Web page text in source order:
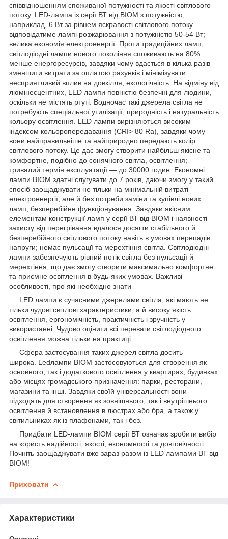
співвідношенням споживаної потужності та якості світлового
потоку. LED-лампа із серії ВТ від BIOM з потужністю,
наприклад, 6 Вт за рівнем яскравості світлового потоку
відповідатиме лампі розжарювання з потужністю 50-54 Вт;
велика економія електроенергії. Проти традиційних ламп,
світлодіодні лампи нового покоління споживають на 80%
менше енергоресурсів, завдяки чому вдається в кілька разів
зменшити витрати за оплатою рахунків і мінімізувати
несприятливий вплив на довкілля; екологічність. На відміну від
люмінесцентних, LED лампи повністю безпечні для людини,
оскільки не містять ртуті. Водночас такі джерела світла не
потребують спеціальної утилізації; природність і натуральність
кольору освітлення. LED лампи вирізняються високим
індексом кольоропередавання (CRI> 80 Ra), завдяки чому
вони найправильніше та найприродно передають колір
світлового потоку. Це дає змогу створити найбільш якісне та
комфортне, подібно до сонячного світла, освітлення;
тривалий термін експлуатації — до 30000 годин. Економні
лампи BIOM здатні слугувати до 7 років, даючи змогу у такий
спосіб заощаджувати не тільки на мінімальній витраті
електроенергії, але й без потреби заміни та купівлі нових
ламп; безперебійне функціонування. Завдяки якісним
елементам конструкції ламп у серії ВТ від BIOM і наявності
захисту від перегрівання вдалося досягти стабільного й
безперебійного світлового потоку навіть в умовах перепадів
напруги; немає пульсації та мерехтіння світла. Світлодіодні
лампи забезпечують рівний потік світла без пульсації й
мерехтіння, що дає змогу створити максимально комфортне
та приємне освітлення в будь-яких умовах. Важливі
особливості, про які необхідно знати
LED лампи є сучасними джерелами світла, які мають не
тільки чудові світлові характеристики, а й високу якість
освітлення, ергономічність, практичність і зручність у
використанні. Чудово оцінити всі переваги світлодіодного
освітлення можна тільки на практиці.
Сфера застосування таких джерел світла досить
широка. Ledлампи BIOM застосовуються для створення як
основного, так і додаткового освітлення у квартирах, будинках
або місцях громадського призначення: парки, ресторани,
магазини та інші. Завдяки своїй універсальності вони
підходять для створення як зовнішнього, так і внутрішнього
освітлення й встановлення в люстрах або бра, а також у
світильниках як із плафонами, так і без.
Придбати LED-лампи BIOM серії ВТ означає зробити вибір
на користь надійності, якості, економності та довговічності.
Почніть заощаджувати вже зараз разом із LED лампами ВТ від
BIOM!
Приховати
Характеристики